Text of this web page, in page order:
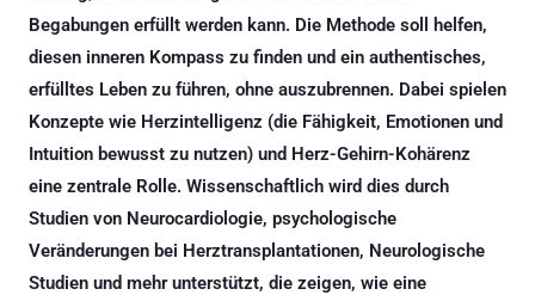
Begabungen erfüllt werden kann. Die Methode soll helfen,
diesen inneren Kompass zu finden und ein authentisches,
erfülltes Leben zu führen, ohne auszubrennen. Dabei spielen
Konzepte wie Herzintelligenz (die Fähigkeit, Emotionen und
Intuition bewusst zu nutzen) und Herz-Gehirn-Kohärenz
eine zentrale Rolle. Wissenschaftlich wird dies durch
Studien von Neurocardiologie, psychologische
Veränderungen bei Herztransplantationen, Neurologische
Studien und mehr unterstützt, die zeigen, wie eine